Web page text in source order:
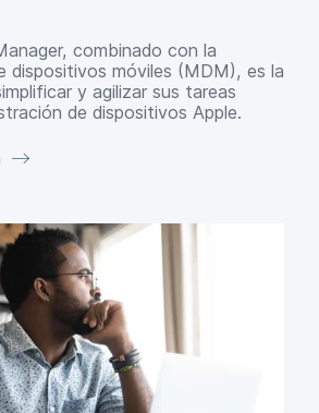
combinado con la
dispositivos móviles (MDM), es la
y agilizar sus tareas
de dispositivos Apple.